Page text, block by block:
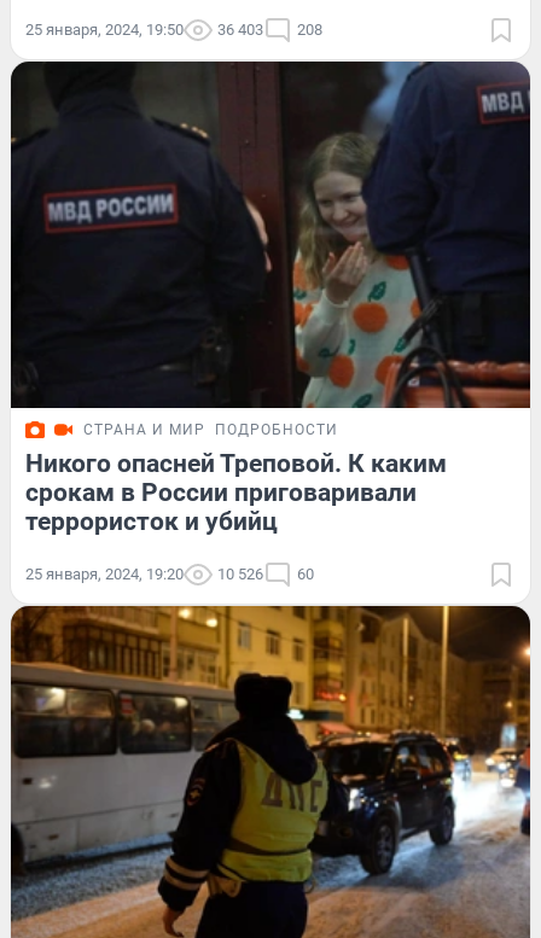
25 января, 2024, 19:50 36 403 208
СТРАНА И МИР ПОДРОБНОСТИ
Никого опасней Треповой. К каким
срокам в России приговаривали
террористок и убийц
25 января, 2024, 19:20 10 526 60